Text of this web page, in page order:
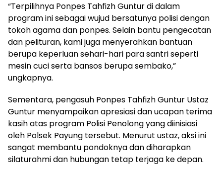
“Terpilihnya Ponpes Tahfizh Guntur di dalam
program ini sebagai wujud bersatunya polisi dengan
tokoh agama dan ponpes. Selain bantu pengecatan
dan pelituran, kami juga menyerahkan bantuan
berupa keperluan sehari-hari para santri seperti
mesin cuci serta bansos berupa sembako,”
ungkapnya.
Sementara, pengasuh Ponpes Tahfizh Guntur Ustaz
Guntur menyampaikan apresiasi dan ucapan terima
kasih atas program Polisi Penolong yang diinisiasi
oleh Polsek Payung tersebut. Menurut ustaz, aksi ini
sangat membantu pondoknya dan diharapkan
silaturahmi dan hubungan tetap terjaga ke depan.